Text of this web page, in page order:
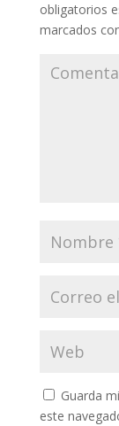
obligatorios
marcados
Guarda
este